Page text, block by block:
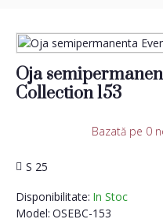
Oja
Collection 153
Disponibilitate: In Stoc
Model: OSEBC-153
S 25
Bazată pe 0